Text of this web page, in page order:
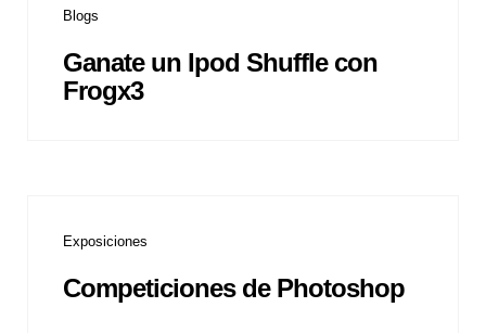
Blogs
Ganate un Ipod Shuffle con
Frogx3
Exposiciones
Competiciones de Photoshop